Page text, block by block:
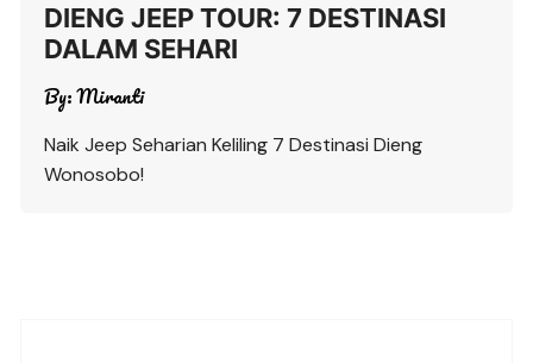
DIENG JEEP TOUR: 7 DESTINASI
DALAM SEHARI
By:Miranti
Naik Jeep Seharian Keliling 7 Destinasi Dieng
Wonosobo!